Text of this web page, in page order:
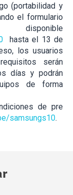
(portabilidad y
el formulario
hasta el 13 de
los usuarios
serán
días y podrán
de forma
de pre
samsungs10.